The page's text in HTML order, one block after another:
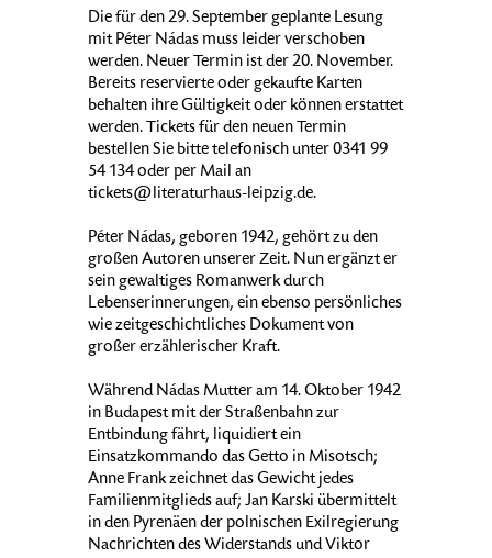
Die für den 29. September geplante Lesung
mit Péter Nádas muss leider verschoben
werden. Neuer Termin ist der 20. November.
Bereits reservierte oder gekaufte Karten
behalten ihre Gültigkeit oder können erstattet
werden. Tickets für den neuen Termin
bestellen Sie bitte telefonisch unter 0341 99
54 134 oder per Mail an
tickets@literaturhaus-leipzig.de.
Péter Nádas, geboren 1942, gehört zu den
großen Autoren unserer Zeit. Nun ergänzt er
sein gewaltiges Romanwerk durch
Lebenserinnerungen, ein ebenso persönliches
wie zeitgeschichtliches Dokument von
großer erzählerischer Kraft.
Während Nádas Mutter am 14. Oktober 1942
in Budapest mit der Straßenbahn zur
Entbindung fährt, liquidiert ein
Einsatzkommando das Getto in Misotsch;
Anne Frank zeichnet das Gewicht jedes
Familienmitglieds auf; Jan Karski übermittelt
in den Pyrenäen der polnischen Exilregierung
Nachrichten des Widerstands und Viktor